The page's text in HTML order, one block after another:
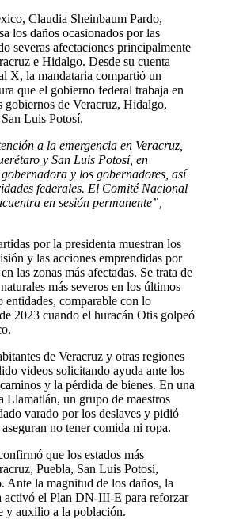
Claudia Sheinbaum Pardo,
los daños ocasionados por las
severas afectaciones principalmente
e Hidalgo. Desde su cuenta
X, la mandataria compartió un
que el gobierno federal trabaja en
gobiernos de Veracruz, Hidalgo,
Luis Potosí.
a la emergencia en Veracruz,
y San Luis Potosí, en
y los gobernadores, así
federales. El Comité Nacional
en sesión permanente”,
por la presidenta muestran los
y las acciones emprendidas por
las zonas más afectadas. Se trata de
más severos en los últimos
entidades, comparable con lo
2023 cuando el huracán Otis golpeó
de Veracruz y otras regiones
videos solicitando ayuda ante los
y la pérdida de bienes. En una
Llamatlán, un grupo de maestros
varado por los deslaves y pidió
no tener comida ni ropa.
que los estados más
Puebla, San Luis Potosí,
Ante la magnitud de los daños, la
activó el Plan DN-III-E para reforzar
y auxilio a la población.